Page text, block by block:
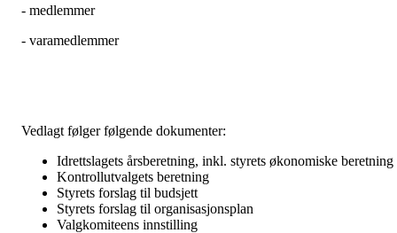
- medlemmer
- varamedlemmer
Vedlagt følger følgende dokumenter:
Idrettslagets årsberetning, inkl. styrets økonomiske beretning
Kontrollutvalgets beretning
Styrets forslag til budsjett
Styrets forslag til organisasjonsplan
Valgkomiteens innstilling